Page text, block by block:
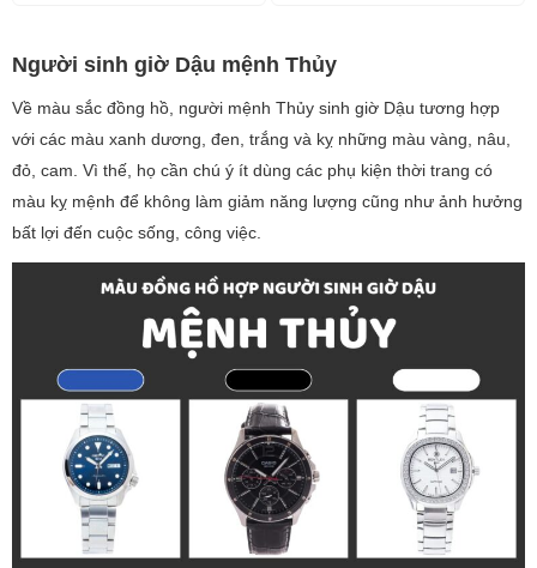
Người sinh giờ Dậu mệnh Thủy
Về màu sắc đồng hồ, người mệnh Thủy sinh giờ Dậu tương hợp
với các màu xanh dương, đen, trắng và kỵ những màu vàng, nâu,
đỏ, cam. Vì thế, họ cần chú ý ít dùng các phụ kiện thời trang có
màu kỵ mệnh để không làm giảm năng lượng cũng như ảnh hưởng
bất lợi đến cuộc sống, công việc.